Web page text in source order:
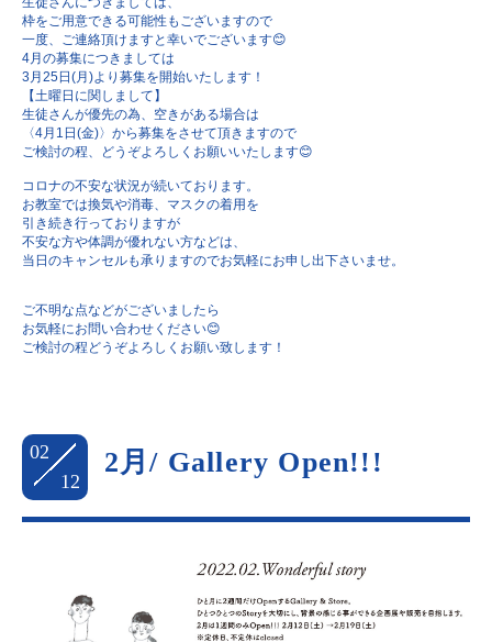
枠をご用意できる可能性もございますので
一度、ご連絡頂けますと幸いでございます😊
4月の募集につきましては
3月25日(月)より募集を開始いたします！
【土曜日に関しまして】
生徒さんが優先の為、空きがある場合は
〈4月1日(金)〉から募集をさせて頂きますので
ご検討の程、どうぞよろしくお願いいたします😊
コロナの不安な状況が続いております。
お教室では換気や消毒、マスクの着用を
引き続き行っておりますが
不安な方や体調が優れない方などは、
当日のキャンセルも承りますのでお気軽にお申し出下さいませ。
ご不明な点などがございましたら
お気軽にお問い合わせください😊
ご検討の程どうぞよろしくお願い致します！
02
12
2月/ Gallery Open!!!